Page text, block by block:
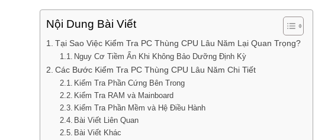
Nội Dung Bài Viết
Tại Sao Việc Kiểm Tra PC Thùng CPU Lâu Năm Lại Quan Trọng?
Nguy Cơ Tiềm Ẩn Khi Không Bảo Dưỡng Định Kỳ
Các Bước Kiểm Tra PC Thùng CPU Lâu Năm Chi Tiết
Kiểm Tra Phần Cứng Bên Trong
Kiểm Tra RAM và Mainboard
Kiểm Tra Phần Mềm và Hệ Điều Hành
Bài Viết Liên Quan
Bài Viết Khác